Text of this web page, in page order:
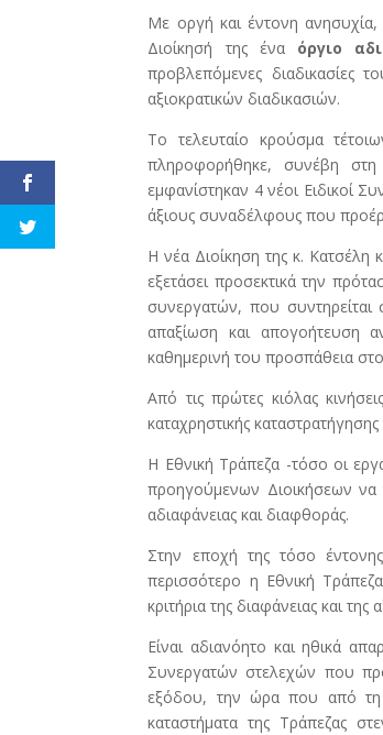
Με οργή και έντονη ανησυχία,
Διοίκησή της ένα όργιο
προβλεπόμενες διαδικασίες
αξιοκρατικών διαδικασιών.
Το τελευταίο κρούσμα
πληροφορήθηκε, συνέβη στη
εμφανίστηκαν 4 νέοι Ειδικοί
άξιους συναδέλφους που
Η νέα Διοίκηση της κ.
εξετάσει προσεκτικά την
συνεργατών, που
απαξίωση και απογοήτευση
καθημερινή του προσπάθεια
Από τις πρώτες κιόλας
καταχρηστικής
Η Εθνική Τράπεζα -τόσο οι
προηγούμενων Διοικήσεων να
αδιαφάνειας και διαφθοράς.
Στην εποχή της τόσο
περισσότερο η Εθνική
κριτήρια της διαφάνειας και
Είναι αδιανόητο και ηθικά
Συνεργατών στελεχών που
εξόδου, την ώρα που από τη
καταστήματα της Τράπεζας